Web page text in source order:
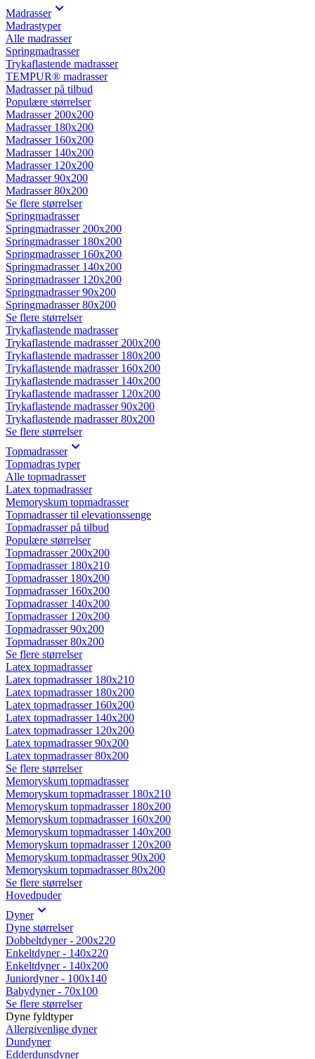
Madrasser
Madrastyper
Alle madrasser
Springmadrasser
Trykaflastende madrasser
TEMPUR® madrasser
Madrasser på tilbud
Populære størrelser
Madrasser 200x200
Madrasser 180x200
Madrasser 160x200
Madrasser 140x200
Madrasser 120x200
Madrasser 90x200
Madrasser 80x200
Se flere størrelser
Springmadrasser
Springmadrasser 200x200
Springmadrasser 180x200
Springmadrasser 160x200
Springmadrasser 140x200
Springmadrasser 120x200
Springmadrasser 90x200
Springmadrasser 80x200
Se flere størrelser
Trykaflastende madrasser
Trykaflastende madrasser 200x200
Trykaflastende madrasser 180x200
Trykaflastende madrasser 160x200
Trykaflastende madrasser 140x200
Trykaflastende madrasser 120x200
Trykaflastende madrasser 90x200
Trykaflastende madrasser 80x200
Se flere størrelser
Topmadrasser
Topmadras typer
Alle topmadrasser
Latex topmadrasser
Memoryskum topmadrasser
Topmadrasser til elevationssenge
Topmadrasser på tilbud
Populære størrelser
Topmadrasser 200x200
Topmadrasser 180x210
Topmadrasser 180x200
Topmadrasser 160x200
Topmadrasser 140x200
Topmadrasser 120x200
Topmadrasser 90x200
Topmadrasser 80x200
Se flere størrelser
Latex topmadrasser
Latex topmadrasser 180x210
Latex topmadrasser 180x200
Latex topmadrasser 160x200
Latex topmadrasser 140x200
Latex topmadrasser 120x200
Latex topmadrasser 90x200
Latex topmadrasser 80x200
Se flere størrelser
Memoryskum topmadrasser
Memoryskum topmadrasser 180x210
Memoryskum topmadrasser 180x200
Memoryskum topmadrasser 160x200
Memoryskum topmadrasser 140x200
Memoryskum topmadrasser 120x200
Memoryskum topmadrasser 90x200
Memoryskum topmadrasser 80x200
Se flere størrelser
Hovedpuder
Dyner
Dyne størrelser
Dobbeltdyner - 200x220
Enkeltdyner - 140x220
Enkeltdyner - 140x200
Juniordyner - 100x140
Babydyner - 70x100
Se flere størrelser
Dyne fyldtyper
Allergivenlige dyner
Dundyner
Edderdunsdyner